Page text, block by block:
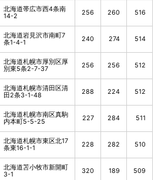
北海道帯広市西4条南
14-2
256 260 516
北海道岩見沢市南町7
条1-4-1
240 274 514
北海道札幌市厚別区厚
別東5条2-7-37
256 256 512
北海道札幌市清田区清
田2条3-1-48
288 224 512
北海道札幌市南区真駒
内本町5-5-25
227 284 511
北海道札幌市東区北17
条東16-1-1
228 282 510
北海道苫小牧市新開町
3-1
320 189 509